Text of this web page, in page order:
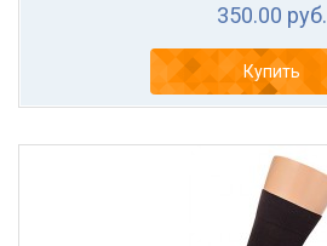
350.00 руб.
Купить